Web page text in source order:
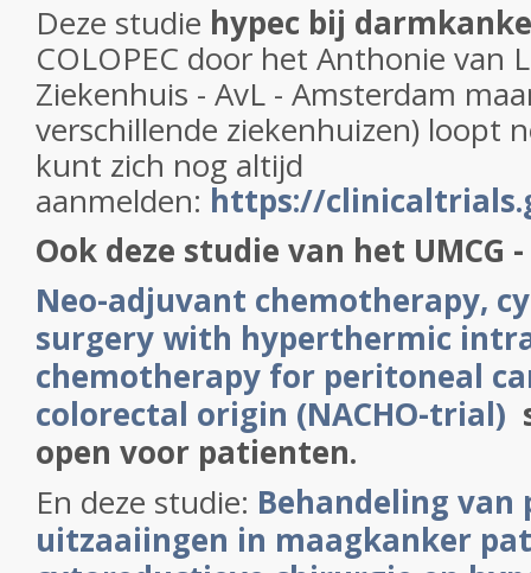
Deze studie hypec bij
COLOPEC door het Anthonie van
Ziekenhuis - AvL - Amsterdam
verschillende ziekenhuizen) loopt
kunt zich nog altijd
aanmelden: https://
Ook deze studie van het UMCG
Neo-adjuvant chemotherapy,
surgery with hyperthermic
chemotherapy for peritoneal
colorectal origin (NACHO-trial)
open voor patienten.
En deze studie: Behandeling van
uitzaaiingen in maagkanker